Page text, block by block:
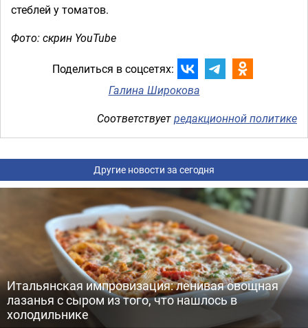
стеблей у томатов.
Фото: скрин YouTube
Поделиться в соцсетях:
Галина Широкова
Соответствуетредакционной политике
Другие новости за сегодня
Итальянская импровизация: ленивая овощная
лазанья с сыром из того, что нашлось в
холодильнике